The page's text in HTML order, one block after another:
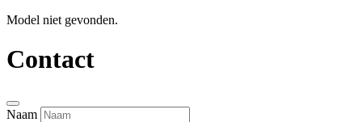
Model niet gevonden.
Contact
Naam